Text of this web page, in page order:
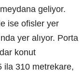
geliyor.
ise ofisler yer
yer alıyor. Porta
konut
ila 310 metrekare,